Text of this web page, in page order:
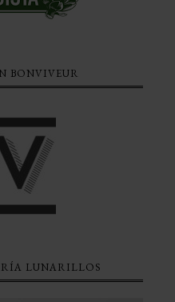
BONVIVEUR
LUNARILLOS